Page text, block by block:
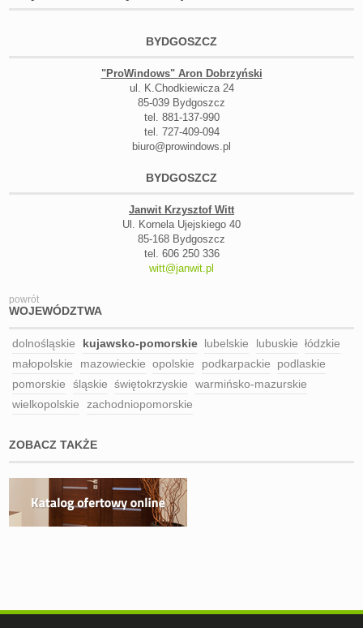
BYDGOSZCZ
"ProWindows" Aron Dobrzyński
ul. K.Chodkiewicza 24
85-039 Bydgoszcz
tel. 881-137-990
tel. 727-409-094
biuro@prowindows.pl
BYDGOSZCZ
Janwit Krzysztof Witt
Ul. Kornela Ujejskiego 40
85-168 Bydgoszcz
tel. 606 250 336
witt@janwit.pl
powrót
WOJEWÓDZTWA
dolnośląskie kujawsko-pomorskie lubelskie lubuskie łódzkie
małopolskie
mazowieckie opolskie podkarpackie
podlaskie
pomorskie
śląskie świętokrzyskie
warmińsko-mazurskie
wielkopolskie
zachodniopomorskie
ZOBACZ TAKŻE